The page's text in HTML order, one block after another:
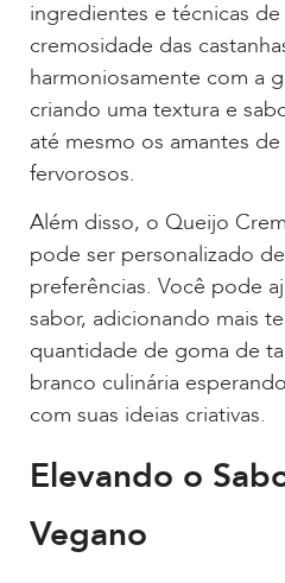
ingredientes e técnicas
cremosidade das
harmoniosamente com a
criando uma textura e
até mesmo os amantes
fervorosos.
Além disso, o Queijo
pode ser personalizado
preferências. Você pode
sabor, adicionando mais
quantidade de goma de
branco culinária
com suas ideias criativas.
Elevando o
Vegano